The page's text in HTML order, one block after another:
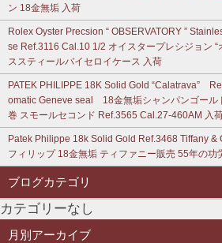
ン 18金無垢 入荷
Rolex Oyster Precsion “ OBSERVATORY ”
se Ref.3116 Cal.10 1/2 オイスタープレシジョン “
ススティールバイセロイケース 入荷
PATEK PHILIPPE 18K Solid Gold “Calatrava”
omatic Geneve seal 18金無垢シャンパンゴール
巻 スモールセコンド Ref.3565 Cal.27-460AM 入
Patek Philippe 18k Solid Gold Ref.3468 Tiffany &
フィリップ 18金無垢 ティファニー販売 55年の
ブログカテゴリ
カテゴリーなし
月別アーカイブ